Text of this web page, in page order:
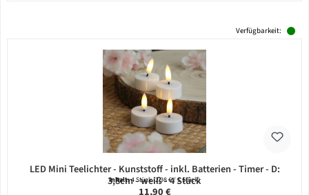
Verfügbarkeit:
LED Mini Teelichter - Kunststoff - inkl. Batterien - Timer - D:
3,8cm - weiß - 4 Stück
Inhalt:4 Stück(2,98 € / 1 Stück)
Regulärer Preis:
11,90 €